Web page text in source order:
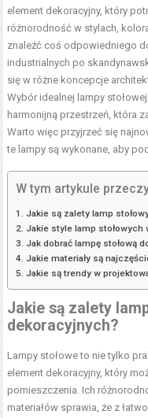
element dekoracyjny, który
różnorodność w stylach,
znaleźć coś odpowiedniego
industrialnych po
się w różne koncepcje
Wybór idealnej lampy
harmonijną przestrzeń, która
Warto więc przyjrzeć się
te lampy są wykonane, aby
W tym artykule
Jakie są zalety lamp
Jakie style lamp stołowych
Jak dobrać lampę stołową
Jakie materiały są
Jakie są trendy w
Jakie są zalety
dekoracyjnych?
Lampy stołowe to nie tylko
element dekoracyjny, który
pomieszczenia. Ich
materiałów sprawia, że z